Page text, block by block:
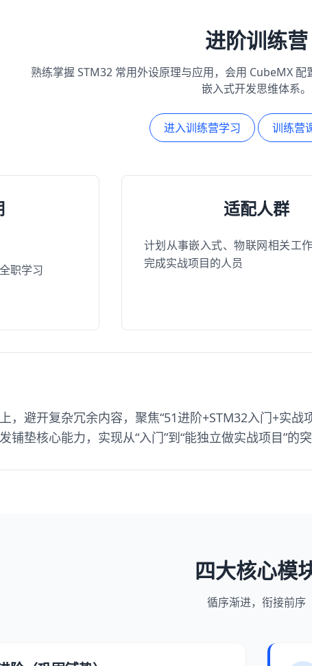
进阶训练营
熟练掌握 STM32 常用外设原理与应用，会用 CubeMX
嵌入式开发思维体系。
进入训练营学习 训练营
职学习
适配人群
计划从事嵌入式、物联网相关工
完成实战项目的人员
，避开复杂冗余内容，聚焦“51进阶+STM32入门+实
垫核心能力，实现从“入门”到“能独立做实战项目”的突
四大核心模
循序渐进，衔接前序